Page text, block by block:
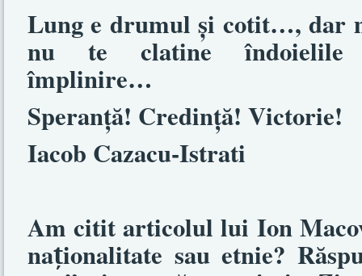
Lung e drumul şi cotit…, dar
nu te clatine
împlinire…
Speranţă! Credinţă! Victorie!
Iacob Cazacu-Istrati
Am citit articolul lui Ion
naționalitate sau etnie?